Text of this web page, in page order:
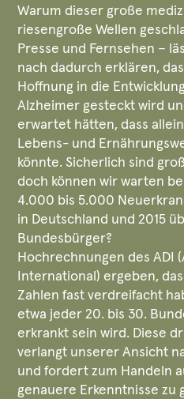
Warum dieser große
riesengroße Wellen
Presse und Fernsehen –
nach dadurch erklären,
Hoffnung in die
Alzheimer gesteckt wird
erwartet hätten, dass
Lebens- und
könnte. Sicherlich sind
doch können wir warten
4.000 bis 5.000
in Deutschland und 2015
Bundesbürger?
Hochrechnungen des ADI
International) ergeben,
Zahlen fast verdreifacht
etwa jeder 20. bis 30.
erkrankt sein wird. Diese
verlangt unserer Ansicht
und fordert zum Handeln
genauere Erkenntnisse zu